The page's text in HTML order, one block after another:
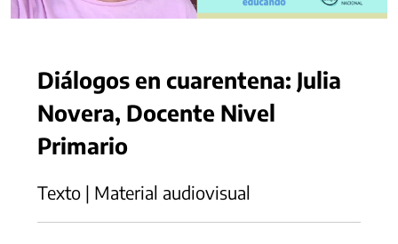
Diálogos en cuarentena: Julia
Novera, Docente Nivel
Primario
Texto | Material audiovisual